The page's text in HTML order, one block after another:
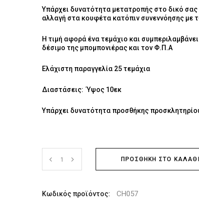
Υπάρχει δυνατότητα μετατροπής στο δικό
αλλαγή στα κουφέτα κατόπιν συνεννόησης με
Η τιμή αφορά ένα τεμάχιο και
δέσιμο της μπομπονιέρας και τον Φ.Π.Α
Ελάχιστη παραγγελία 25 τεμάχια
Διαστάσεις: Ύψος 10εκ
Υπάρχει δυνατότητα προσθήκης
ΠΡΟΣΘΉΚΗ ΣΤΟ ΚΑΛΆΘΙ
Κωδικός προϊόντος: CH057